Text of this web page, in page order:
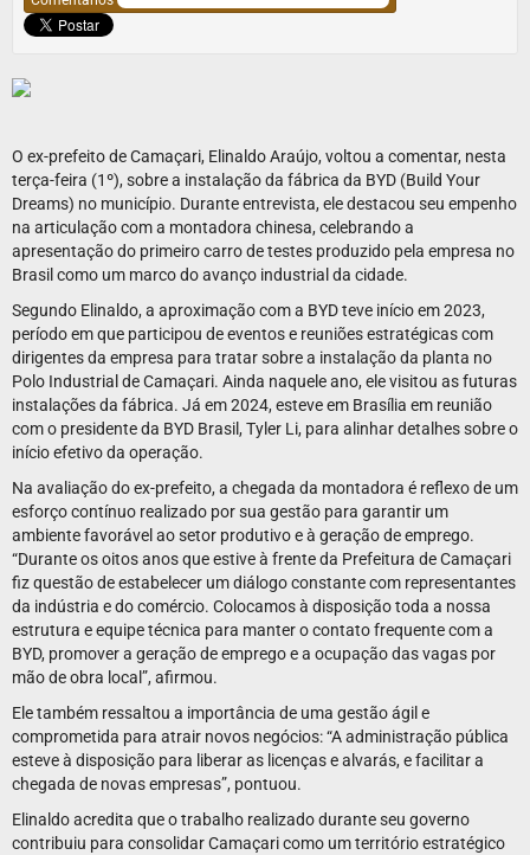
O ex-prefeito de Camaçari, Elinaldo Araújo, voltou a comentar, nesta
terça-feira (1º), sobre a instalação da fábrica da BYD (Build Your
Dreams) no município. Durante entrevista, ele destacou seu empenho
na articulação com a montadora chinesa, celebrando a
apresentação do primeiro carro de testes produzido pela empresa no
Brasil como um marco do avanço industrial da cidade.
Segundo Elinaldo, a aproximação com a BYD teve início em 2023,
período em que participou de eventos e reuniões estratégicas com
dirigentes da empresa para tratar sobre a instalação da planta no
Polo Industrial de Camaçari. Ainda naquele ano, ele visitou as futuras
instalações da fábrica. Já em 2024, esteve em Brasília em reunião
com o presidente da BYD Brasil, Tyler Li, para alinhar detalhes sobre o
início efetivo da operação.
Na avaliação do ex-prefeito, a chegada da montadora é reflexo de um
esforço contínuo realizado por sua gestão para garantir um
ambiente favorável ao setor produtivo e à geração de emprego.
“Durante os oitos anos que estive à frente da Prefeitura de Camaçari
fiz questão de estabelecer um diálogo constante com representantes
da indústria e do comércio. Colocamos à disposição toda a nossa
estrutura e equipe técnica para manter o contato frequente com a
BYD, promover a geração de emprego e a ocupação das vagas por
mão de obra local”, afirmou.
Ele também ressaltou a importância de uma gestão ágil e
comprometida para atrair novos negócios: “A administração pública
esteve à disposição para liberar as licenças e alvarás, e facilitar a
chegada de novas empresas”, pontuou.
Elinaldo acredita que o trabalho realizado durante seu governo
contribuiu para consolidar Camaçari como um território estratégico